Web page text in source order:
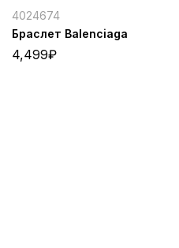
4024674
Браслет Balenciaga
4,499₽